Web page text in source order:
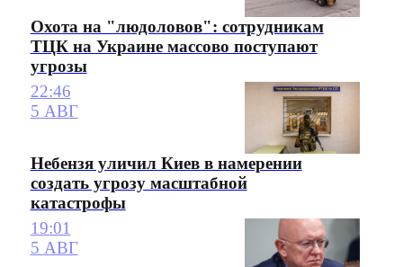
Охота на "людоловов": сотрудникам
ТЦК на Украине массово поступают
угрозы
22:46
5 АВГ
Небензя уличил Киев в намерении
создать угрозу масштабной
катастрофы
19:01
5 АВГ